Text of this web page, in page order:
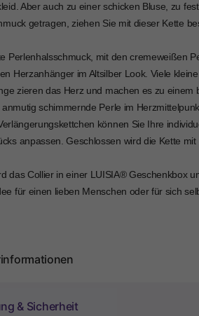
Aber auch zu einer schicken Bluse, zu
getragen, ziehen Sie mit dieser Kette
Perlenhalsschmuck, mit den cremeweißen
Herzanhänger im Altsilber Look. Viele
zieren das Herz und machen es zu einem
anmutig schimmernde Perle im
können Sie Ihre
anpassen. Geschlossen wird die Kette
das Collier in einer LUISIA® Geschenkbox
für einen lieben Menschen oder für sich
& Sicherheit